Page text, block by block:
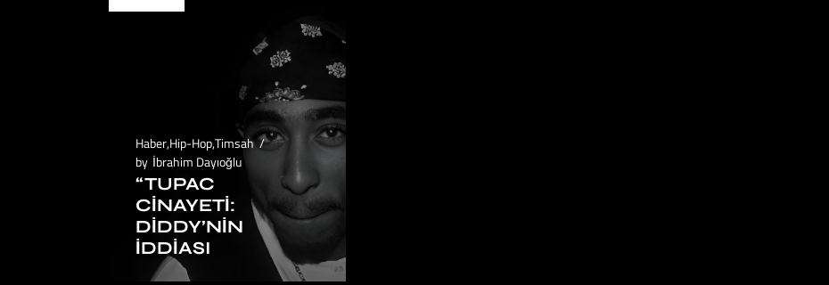
Haber,Hip-Hop,Timsah
by İbrahim Dayıoğlu
“TUPAC
CINAYETI:
DIDDY’NIN
İDDIASI